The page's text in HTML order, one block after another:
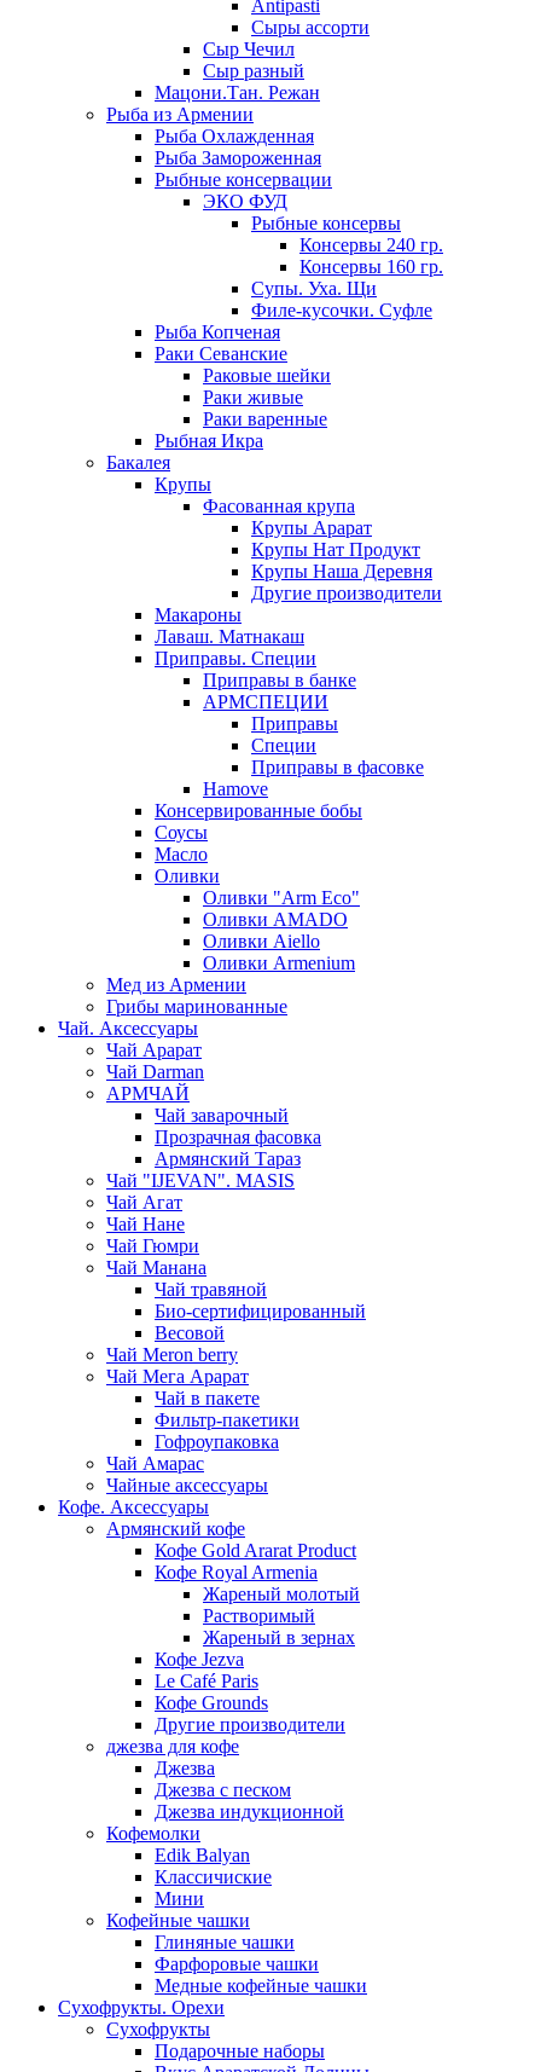
Antipasti
Сыры ассорти
Сыр Чечил
Сыр разный
Мацони.Тан. Режан
Рыба из Армении
Рыба Охлажденная
Рыба Замороженная
Рыбные консервации
ЭКО ФУД
Рыбные консервы
Консервы 240 гр.
Консервы 160 гр.
Супы. Уха. Щи
Филе-кусочки. Суфле
Рыба Копченая
Раки Севанские
Раковые шейки
Раки живые
Раки варенные
Рыбная Икра
Бакалея
Крупы
Фасованная крупа
Крупы Арарат
Крупы Нат Продукт
Крупы Наша Деревня
Другие производители
Макароны
Лаваш. Матнакаш
Приправы. Специи
Приправы в банке
АРМСПЕЦИИ
Приправы
Специи
Приправы в фасовке
Hamove
Консервированные бобы
Соусы
Масло
Оливки
Оливки "Arm Eco"
Оливки AMADO
Оливки Aiello
Оливки Armenium
Мед из Армении
Грибы маринованные
Чай. Аксессуары
Чай Арарат
Чай Darman
АРМЧАЙ
Чай заварочный
Прозрачная фасовка
Армянский Тараз
Чай "IJEVAN". MASIS
Чай Агат
Чай Нане
Чай Гюмри
Чай Манана
Чай травяной
Био-сертифицированный
Весовой
Чай Meron berry
Чай Мега Арарат
Чай в пакете
Фильтр-пакетики
Гофроупаковка
Чай Амарас
Чайные аксессуары
Кофе. Аксессуары
Армянский кофе
Кофе Gold Ararat Product
Кофе Royal Armenia
Жареный молотый
Растворимый
Жареный в зернах
Кофе Jezva
Le Café Paris
Кофе Grounds
Другие производители
джезва для кофе
Джезва
Джезва с песком
Джезва индукционной
Кофемолки
Edik Balyan
Классичиские
Мини
Кофейные чашки
Глиняные чашки
Фарфоровые чашки
Медные кофейные чашки
Сухофрукты. Орехи
Сухофрукты
Подарочные наборы